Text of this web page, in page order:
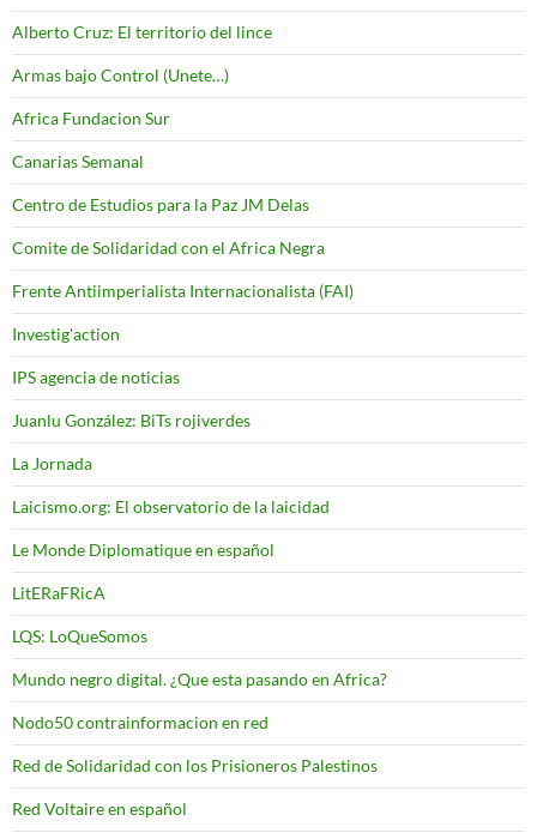
Alberto Cruz: El territorio del lince
Armas bajo Control (Unete…)
Africa Fundacion Sur
Canarias Semanal
Centro de Estudios para la Paz JM Delas
Comite de Solidaridad con el Africa Negra
Frente Antiimperialista Internacionalista (FAI)
Investig'action
IPS agencia de noticias
Juanlu González: BiTs rojiverdes
La Jornada
Laicismo.org: El observatorio de la laicidad
Le Monde Diplomatique en español
LitERaFRicA
LQS: LoQueSomos
Mundo negro digital. ¿Que esta pasando en Africa?
Nodo50 contrainformacion en red
Red de Solidaridad con los Prisioneros Palestinos
Red Voltaire en español